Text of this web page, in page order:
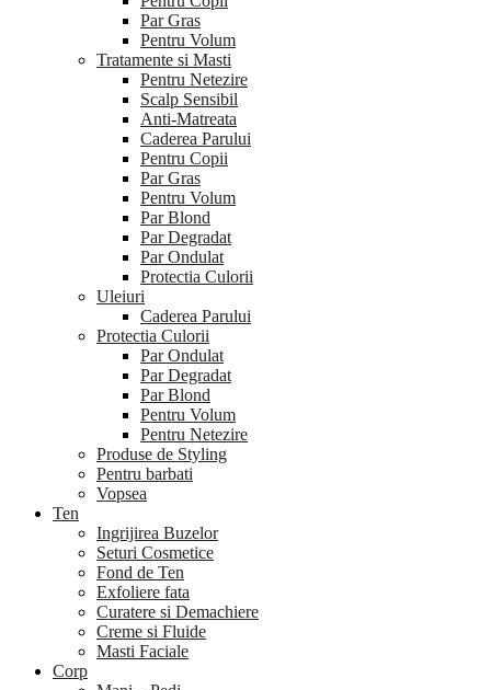
Par Gras
Pentru Volum
Tratamente si Masti
Pentru Netezire
Scalp Sensibil
Anti-Matreata
Caderea Parului
Pentru Copii
Par Gras
Pentru Volum
Par Blond
Par Degradat
Par Ondulat
Protectia Culorii
Uleiuri
Caderea Parului
Protectia Culorii
Par Ondulat
Par Degradat
Par Blond
Pentru Volum
Pentru Netezire
Produse de Styling
Pentru barbati
Vopsea
Ten
Ingrijirea Buzelor
Seturi Cosmetice
Fond de Ten
Exfoliere fata
Curatere si Demachiere
Creme si Fluide
Masti Faciale
Corp